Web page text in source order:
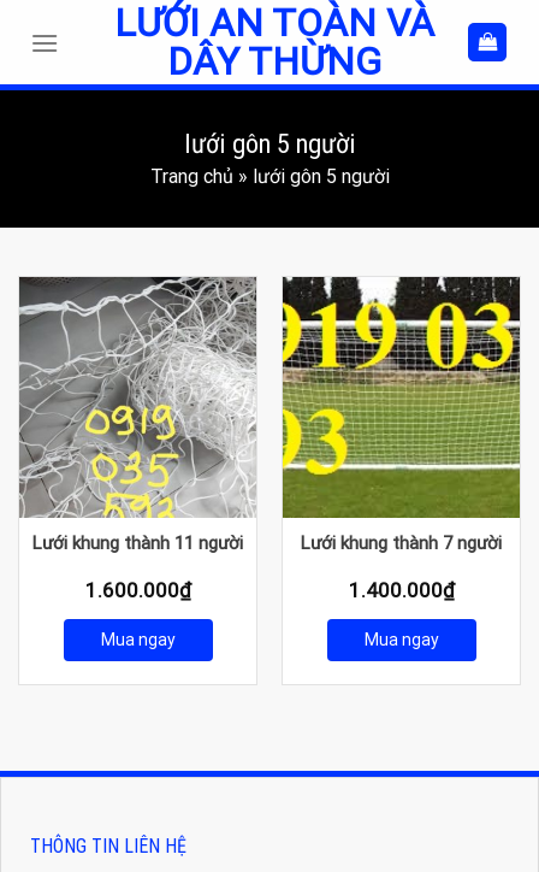
LƯỚI AN TOÀN VÀ
DÂY THỪNG
lưới gôn 5 người
Trang chủ » lưới gôn 5 người
Lưới khung thành 11 người
1.600.000₫
Mua ngay
Lưới khung thành 7 người
1.400.000₫
Mua ngay
THÔNG TIN LIÊN HỆ